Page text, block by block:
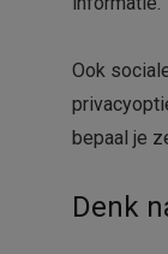
Ook
bepaal je
Denk